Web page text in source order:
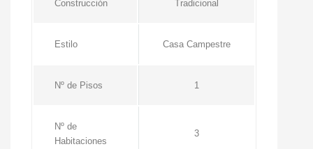
Construcción
Tradicional
Estilo Casa Campestre
Nº de Pisos 1
Nº de
Habitaciones
3